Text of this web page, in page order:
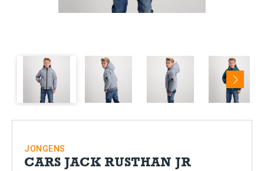
Next
JONGENS
CARS JACK RUSTHAN JR